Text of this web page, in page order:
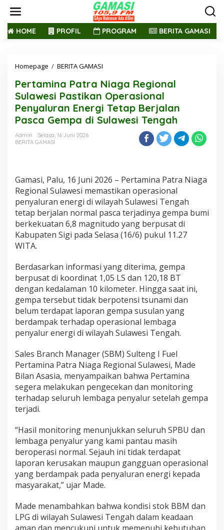
HOME PROFIL PROGRAM BERITA GAMASI
Homepage / BERITA GAMASI
r
a
m
i
a
N
i
a
g
a
R
i
o
n
a
l
S
u
l
a
e
s
i
P
a
s
k
a
n
O
p
e
a
i
o
n
Pertamina Patra Niaga Regional
Sulawesi Pastikan Operasional
Penyaluran Energi Tetap Berjalan
Pasca Gempa di Sulawesi Tengah
Admin
Selasa, 16 Juni 2026
BERITA GAMASI
Gamasi, Palu, 16 Juni 2026 – Pertamina Patra Niaga
Regional Sulawesi memastikan operasional
penyaluran energi di wilayah Sulawesi Tengah
tetap berjalan normal pasca terjadinya gempa bumi
berkekuatan 6,8 magnitudo yang berpusat di
Kabupaten Sigi pada Selasa (16/6) pukul 11.27
WITA.
Berdasarkan informasi yang diterima, gempa
berpusat di koordinat 1,05 LS dan 120,18 BT
dengan kedalaman 10 kilometer. Hingga saat ini,
gempa tersebut tidak berpotensi tsunami dan
belum terdapat laporan gempa susulan yang
berdampak terhadap operasional lembaga
penyalur energi di wilayah Sulawesi Tengah.
Sales Branch Manager (SBM) Sulteng I Fuel
Pertamina Patra Niaga Regional Sulawesi, Made
Bilan Asasia, menyampaikan bahwa Pertamina
segera melakukan pengecekan dan monitoring
terhadap seluruh lembaga penyalur setelah gempa
terjadi.
“Hasil monitoring menunjukkan seluruh SPBU dan
lembaga penyalur yang kami pantau masih
beroperasi normal. Sejauh ini tidak terdapat
laporan kerusakan maupun gangguan operasional
yang berdampak pada penyaluran energi kepada
masyarakat,” ujar Made.
Made menambahkan bahwa kondisi stok BBM dan
LPG di wilayah Sulawesi Tengah dalam keadaan